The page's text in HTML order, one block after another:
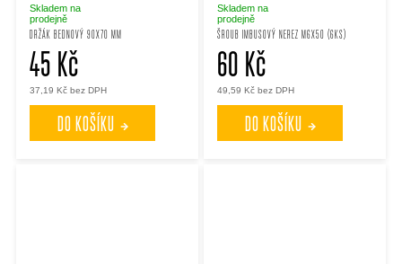
DRŽÁK BEDNOVÝ 90X70 MM
Skladem na
prodejně
37,19 Kč bez DPH
45 Kč
DO KOŠÍKU
ŠROUB IMBUSOVÝ NEREZ M6X50 (6KS)
Skladem na
prodejně
49,59 Kč bez DPH
60 Kč
DO KOŠÍKU